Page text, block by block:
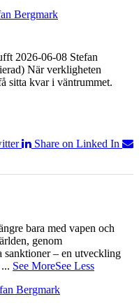
Bergmark
2026-06-08 Stefan
När verkligheten
sitta kvar i väntrummet.
Share on Linked In
bara med vapen och
genom
sanktioner – en utveckling
... See MoreSee Less
Bergmark